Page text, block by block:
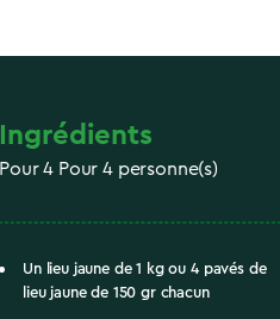
Ingrédients
Pour 4 Pour 4 personne(s)
Un lieu jaune de 1 kg ou 4 pavés de
lieu jaune de 150 gr chacun